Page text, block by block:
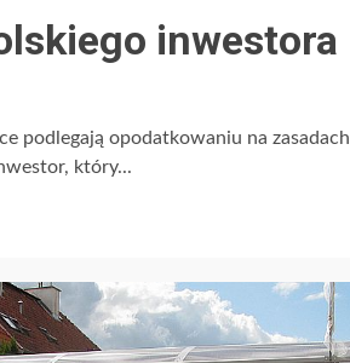
inwestora
podlegają opodatkowaniu na zasadach
który...